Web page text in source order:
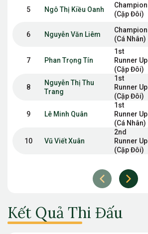
5 Ngô Thị Kiều Oanh
Champion
(Cặp Đôi)
6 Nguyễn Văn Liêm
Champion
(Cá Nhân)
7 Phan Trọng Tín
1st
Runner Up
(Cặp Đôi)
8
Nguyễn Thị Thu
Trang
1st
Runner Up
(Cặp Đôi)
9 Lê Minh Quân
1st
Runner Up
(Cá Nhân)
10 Vũ Viết Xuân
2nd
Runner Up
(Cặp Đôi)
Kết Quả Thi Đấu